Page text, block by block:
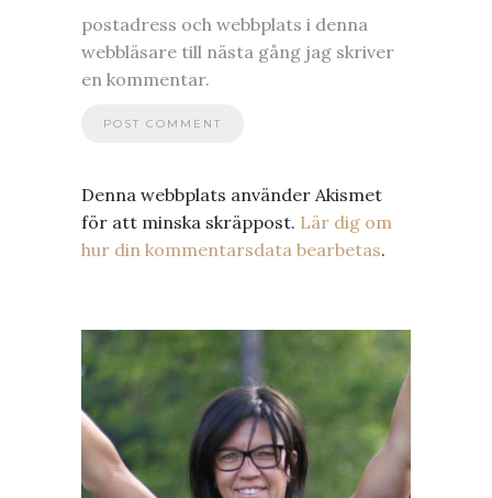
postadress och webbplats i denna
webbläsare till nästa gång jag skriver
en kommentar.
Denna webbplats använder Akismet
för att minska skräppost. Lär dig om
hur din kommentarsdata bearbetas.